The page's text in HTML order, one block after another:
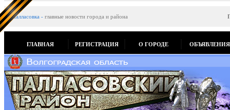
Палласовка - главные новости города и района
ГЛАВНАЯ РЕГИСТРАЦИЯ О ГОРОДЕ ОБЪЯВЛЕНИЯ